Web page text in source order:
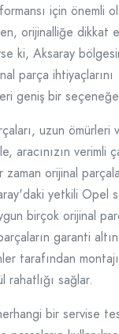
için önemli
orijinalliğe dikkat
ki, Aksaray
parça ihtiyaçlarını
geniş bir
uzun ömürleri
aracınızın verimli
zaman orijinal
yetkili Opel
birçok orijinal
garanti
tarafından
rahatlığı sağlar.
bir servise